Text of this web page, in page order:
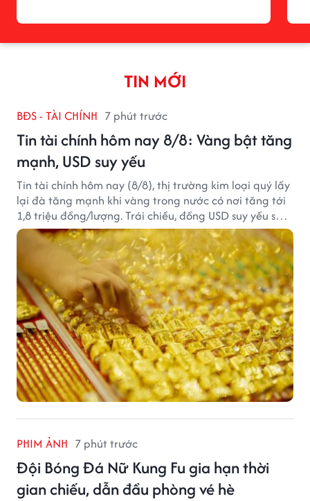
TIN MỚI
BĐS - TÀI CHÍNH 7 phút trước
Tin tài chính hôm nay 8/8: Vàng bật tăng
mạnh, USD suy yếu
Tin tài chính hôm nay (8/8), thị trường kim loại quý lấy
lại đà tăng mạnh khi vàng trong nước có nơi tăng tới
1,8 triệu đồng/lượng. Trái chiều, đồng USD suy yếu sau
báo cáo việc làm Mỹ kém tích cực.
PHIM ẢNH 7 phút trước
Đội Bóng Đá Nữ Kung Fu gia hạn thời
gian chiếu, dẫn đầu phòng vé hè